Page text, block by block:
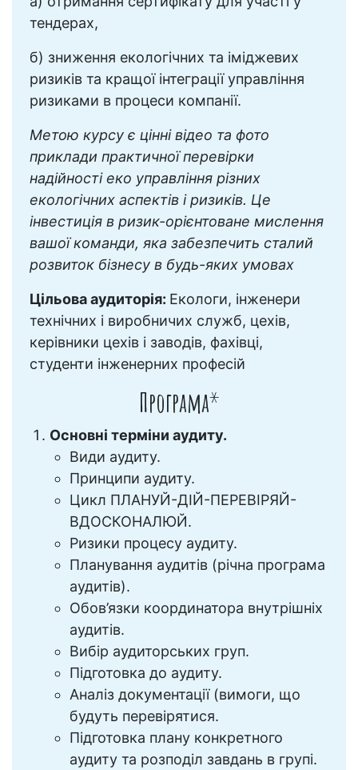
тендерах,
б) зниження екологічних та іміджевих
ризиків та кращої інтеграції управління
ризиками в процеси компанії.
Метою курсу є цінні відео та фото
приклади практичної перевірки
надійності еко управління різних
екологічних аспектів і ризиків. Це
інвестиція в ризик-орієнтоване мислення
вашої команди, яка забезпечить сталий
розвиток бізнесу в будь-яких умовах
Цільова аудиторія: Екологи, інженери
технічних і виробничих служб, цехів,
керівники цехів і заводів, фахівці,
студенти інженерних професій
Програма*
Основні терміни аудиту.
Види аудиту.
Принципи аудиту.
Цикл ПЛАНУЙ-ДІЙ-ПЕРЕВІРЯЙ-
ВДОСКОНАЛЮЙ.
Ризики процесу аудиту.
Планування аудитів (річна програма
аудитів).
Обов’язки координатора внутрішніх
аудитів.
Вибір аудиторських груп.
Підготовка до аудиту.
Аналіз документації (вимоги, що
будуть перевірятися.
Підготовка плану конкретного
аудиту та розподіл завдань в групі.